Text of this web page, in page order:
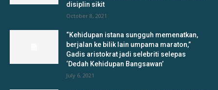
disiplin sikit
October 8, 2021
“Kehidupan istana sungguh memenatkan,
berjalan ke bilik lain umpama maraton,”
Gadis aristokrat jadi selebriti selepas
‘Dedah Kehidupan Bangsawan’
July 6, 2021